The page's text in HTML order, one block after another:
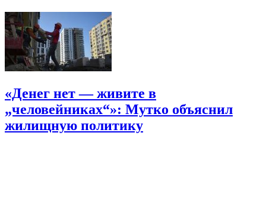
«Денег нет — живите в
„человейниках“»: Мутко объяснил
жилищную политику